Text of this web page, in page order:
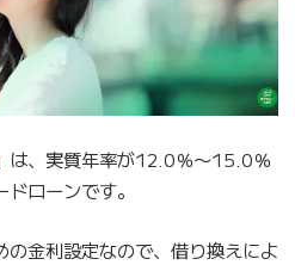
は、実質年率が12.0％〜15.0％
ローンです。
金利設定なので、借り換えによ